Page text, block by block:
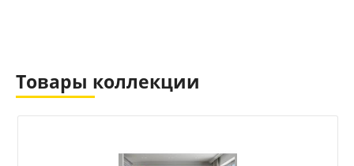
Товары коллекции